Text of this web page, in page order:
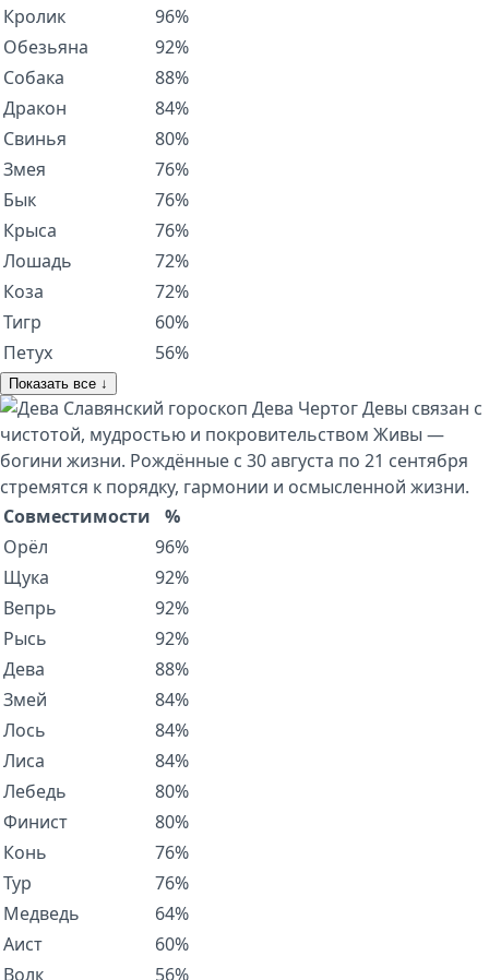
Кролик
96%
Обезьяна
92%
Собака
88%
Дракон
84%
Свинья
80%
Змея
76%
Бык
76%
Крыса
76%
Лошадь
72%
Коза
72%
Тигр
60%
Петух
56%
Показать все ↓
Славянский гороскоп Дева Чертог Девы связан с
чистотой, мудростью и покровительством Живы —
богини жизни. Рождённые с 30 августа по 21 сентября
стремятся к порядку, гармонии и осмысленной жизни.
Совместимости
%
Орёл
96%
Щука
92%
Вепрь
92%
Рысь
92%
Дева
88%
Змей
84%
Лось
84%
Лиса
84%
Лебедь
80%
Финист
80%
Конь
76%
Тур
76%
Медведь
64%
Аист
60%
Волк
56%